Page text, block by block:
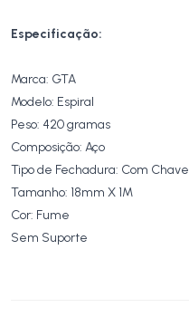
Especificação:
Marca: GTA
Modelo: Espiral
Peso: 420 gramas
Composição: Aço
Tipo de Fechadura: Com Chave
Tamanho: 18mm X 1M
Cor: Fume
Sem Suporte